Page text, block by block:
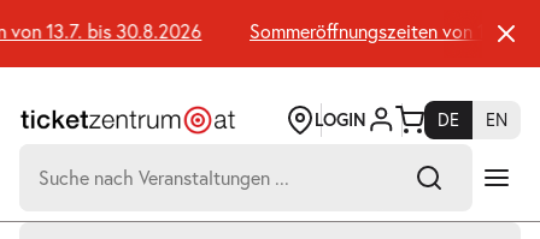
Seiteninhalt
springen
13.7. bis 30.8.2026 Sommeröffnungszeiten von 13.7. bis
LOGIN DE
EN
nach: